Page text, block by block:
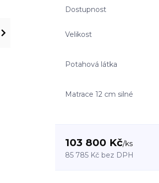
Dostupnost
Velikost
Potahová látka
Matrace 12 cm silné
103 800 Kč/ks
85 785 Kč bez DPH